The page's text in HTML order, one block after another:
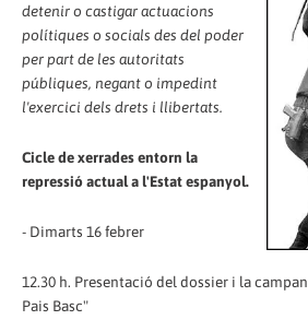
detenir o castigar actuacions
polítiques o socials des del poder
per part de les autoritats
públiques, negant o impedint
l'exercici dels drets i llibertats.
Cicle de xerrades entorn la
repressió actual a l'Estat espanyol.
- Dimarts 16 febrer
12.30 h. Presentació del dossier i la
Pais Basc"